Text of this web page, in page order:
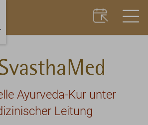
Ayurveda-Kur unter
Leitung